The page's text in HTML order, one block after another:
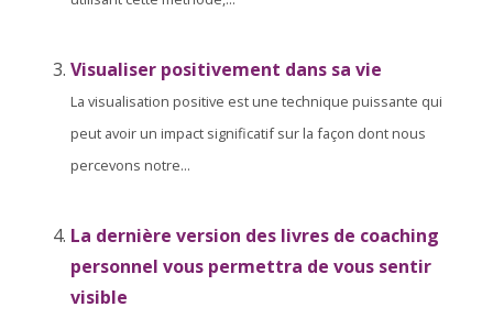
Visualiser positivement dans sa vie
La visualisation positive est une technique puissante qui
peut avoir un impact significatif sur la façon dont nous
percevons notre...
La dernière version des livres de coaching
personnel vous permettra de vous sentir
visible